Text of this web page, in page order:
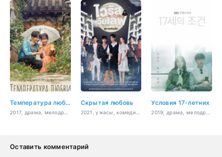
Температура любви Скрытая любовь
2021, ужасы, комедия, драма, сверхъестественное
Условия 17-летних
Оставить комментарий